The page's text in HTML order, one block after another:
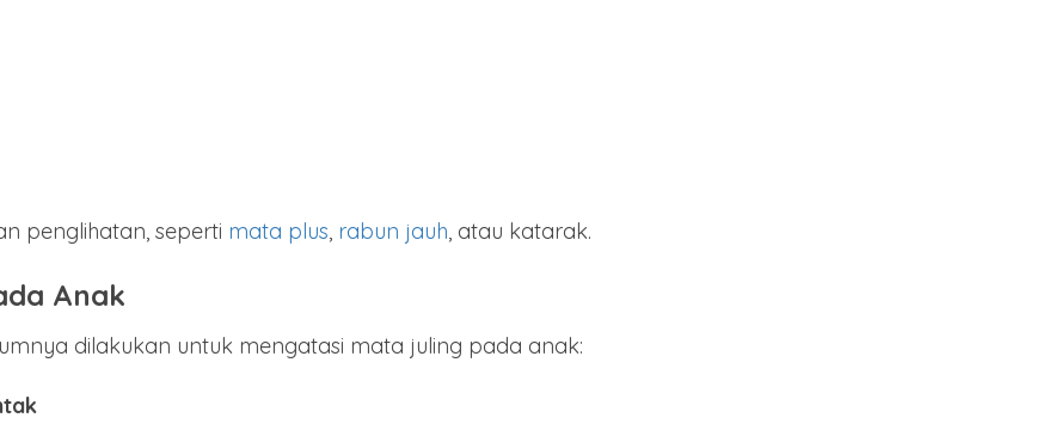
penglihatan, seperti mata plus, rabun jauh, atau katarak.
Anak
dilakukan untuk mengatasi mata juling pada anak: